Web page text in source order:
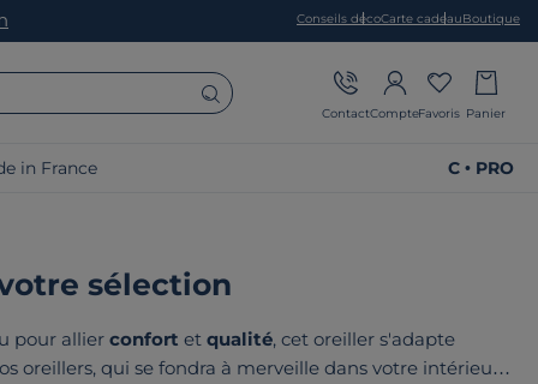
Conseils décoCarte cadeauBoutique
ContactCompteFavoris Panier
in France C • PRO
sélection
pour allier confort et qualité, cet oreiller s'adapte
oreillers, qui se fondra à merveille dans votre intérieur.